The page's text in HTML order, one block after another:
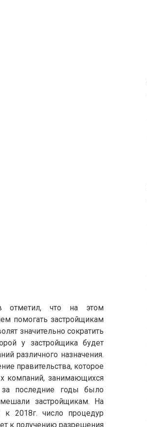
отметил, что на этом
помогать застройщикам
значительно сократить
у застройщика будет
различного назначения.
правительства, которое
компаний, занимающихся
последние годы было
застройщикам. На
к 2018г. число процедур
к получению разрешения